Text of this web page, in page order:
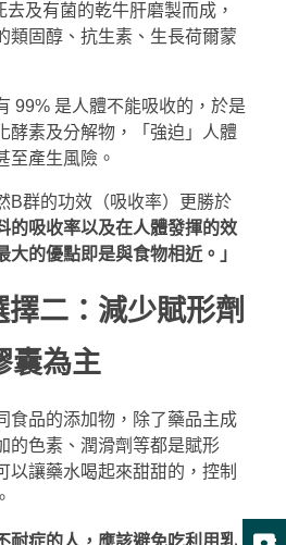
及有菌的乾牛肝磨製而成，
類固醇、抗生素、生長荷爾蒙
99% 是人體不能吸收的，於是
酵素及分解物，「強迫」人體
至產生風險。
B群的功效（吸收率）更勝於
的吸收率以及在人體發揮的效
大的優點即是與食物相近。」
二：減少賦形劑
囊為主
食品的添加物，除了藥品主成
的色素、潤滑劑等都是賦形
以讓藥水喝起來甜甜的，控制
耐症的人，應該避免吃利用乳